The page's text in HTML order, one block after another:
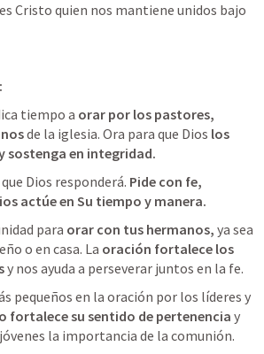
Cristo quien nos mantiene unidos bajo
tiempo a orar por los pastores,
de la iglesia. Ora para que Dios los
sostenga en integridad.
Dios responderá. Pide con fe,
actúe en Su tiempo y manera.
para orar con tus hermanos, ya sea
o en casa. La oración fortalece los
y nos ayuda a perseverar juntos en la fe.
pequeños en la oración por los líderes y
fortalece su sentido de pertenencia y
la importancia de la comunión.